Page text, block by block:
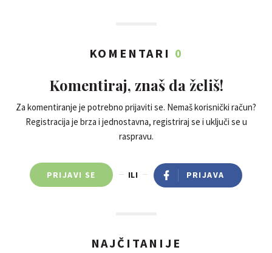
KOMENTARI 0
Komentiraj, znaš da želiš!
Za komentiranje je potrebno prijaviti se. Nemaš korisnički račun?
Registracija je brza i jednostavna, registriraj se i uključi se u
raspravu.
PRIJAVI SE ILI PRIJAVA
NAJČITANIJE